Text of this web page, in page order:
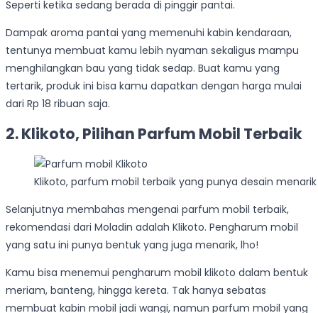
Seperti ketika sedang berada di pinggir pantai.
Dampak aroma pantai yang memenuhi kabin kendaraan,
tentunya membuat kamu lebih nyaman sekaligus mampu
menghilangkan bau yang tidak sedap. Buat kamu yang
tertarik, produk ini bisa kamu dapatkan dengan harga mulai
dari Rp 18 ribuan saja.
2. Klikoto, Pilihan Parfum Mobil Terbaik
Klikoto, parfum mobil terbaik yang punya desain menarik
Selanjutnya membahas mengenai parfum mobil terbaik,
rekomendasi dari Moladin adalah Klikoto. Pengharum mobil
yang satu ini punya bentuk yang juga menarik, lho!
Kamu bisa menemui pengharum mobil klikoto dalam bentuk
meriam, banteng, hingga kereta. Tak hanya sebatas
membuat kabin mobil jadi wangi, namun parfum mobil yang